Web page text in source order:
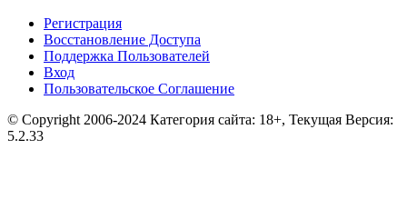
Регистрация
Восстановление Доступа
Поддержка Пользователей
Вход
Пользовательское Соглашение
© Copyright 2006-2024 Категория сайта: 18+, Текущая Версия:
5.2.33